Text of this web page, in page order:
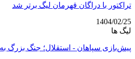
تراکتور با دراگان قهرمان لیگ برتر شد
1404/02/25
لیگ ها
پیش‌بازی سپاهان - استقلال؛ جنگ بزرگ